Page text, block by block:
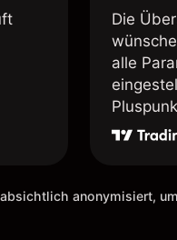
Die
alle
anonymisiert,